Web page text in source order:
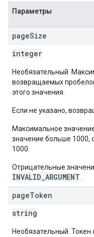
Параметры
pageSize
integer
Необязательный.
возвращаемых
этого значения.
Если не указано,
Максимальное
значение больше 1000,
1000.
Отрицательные
INVALID_ARGUMENT
pageToken
string
Необязательный.